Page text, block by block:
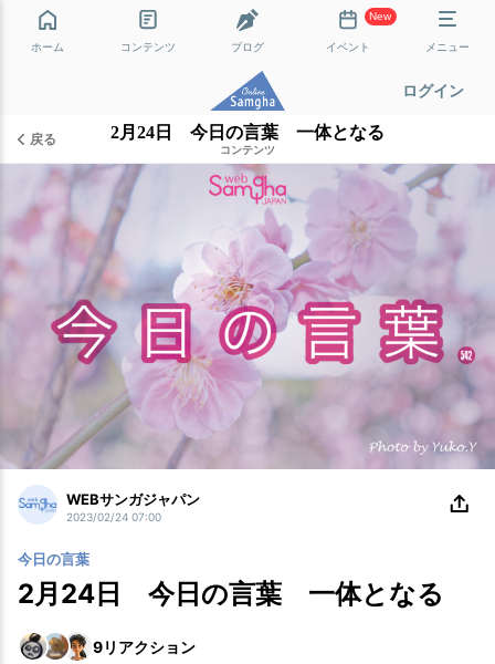
ホーム コンテンツ ブログ
New
イベント メニュー
ログイン
戻る 2月24日 今日の言葉 一体となる
コンテンツ
WEBサンガジャパン
2023/02/24 07:00
今日の言葉
2月24日 今日の言葉 一体となる
9リアクション